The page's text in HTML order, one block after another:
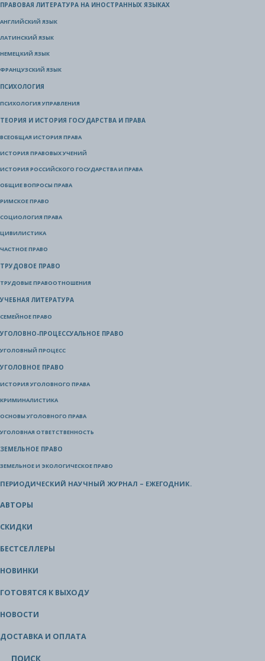
ПРАВОВАЯ ЛИТЕРАТУРА НА ИНОСТРАННЫХ ЯЗЫКАХ
АНГЛИЙСКИЙ ЯЗЫК
ЛАТИНСКИЙ ЯЗЫК
НЕМЕЦКИЙ ЯЗЫК
ФРАНЦУЗСКИЙ ЯЗЫК
ПСИХОЛОГИЯ
ПСИХОЛОГИЯ УПРАВЛЕНИЯ
ТЕОРИЯ И ИСТОРИЯ ГОСУДАРСТВА И ПРАВА
ВСЕОБЩАЯ ИСТОРИЯ ПРАВА
ИСТОРИЯ ПРАВОВЫХ УЧЕНИЙ
ИСТОРИЯ РОССИЙСКОГО ГОСУДАРСТВА И ПРАВА
ОБЩИЕ ВОПРОСЫ ПРАВА
РИМСКОЕ ПРАВО
СОЦИОЛОГИЯ ПРАВА
ЦИВИЛИСТИКА
ЧАСТНОЕ ПРАВО
ТРУДОВОЕ ПРАВО
ТРУДОВЫЕ ПРАВООТНОШЕНИЯ
УЧЕБНАЯ ЛИТЕРАТУРА
СЕМЕЙНОЕ ПРАВО
УГОЛОВНО-ПРОЦЕССУАЛЬНОЕ ПРАВО
УГОЛОВНЫЙ ПРОЦЕСС
УГОЛОВНОЕ ПРАВО
ИСТОРИЯ УГОЛОВНОГО ПРАВА
КРИМИНАЛИСТИКА
ОСНОВЫ УГОЛОВНОГО ПРАВА
УГОЛОВНАЯ ОТВЕТСТВЕННОСТЬ
ЗЕМЕЛЬНОЕ ПРАВО
ЗЕМЕЛЬНОЕ И ЭКОЛОГИЧЕСКОЕ ПРАВО
ПЕРИОДИЧЕСКИЙ НАУЧНЫЙ ЖУРНАЛ – ЕЖЕГОДНИК.
АВТОРЫ
СКИДКИ
БЕСТСЕЛЛЕРЫ
НОВИНКИ
ГОТОВЯТСЯ К ВЫХОДУ
НОВОСТИ
ДОСТАВКА И ОПЛАТА
ПОИСК